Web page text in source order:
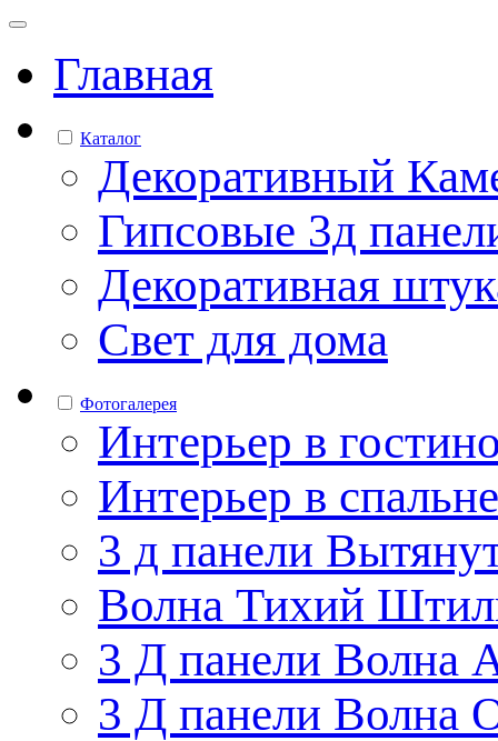
Главная
Каталог
Декоративный
Гипсовые 3д
Декоративная
Свет для дома
Фотогалерея
Интерьер в
Интерьер в спальне
3 д панели
Волна Тихий
3 Д панели Волна
3 Д панели Волна